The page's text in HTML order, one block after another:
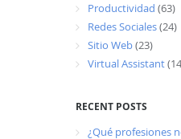
Productividad (63)
Redes Sociales(24)
Sitio Web(23)
Virtual Assistant
RECENT POSTS
¿Qué profesiones